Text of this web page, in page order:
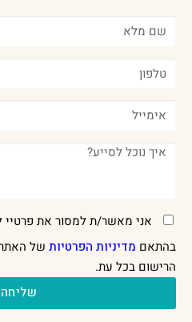
אני מאשר/ת למסור את פרטיי
בהתאם מדיניות הפרטיות של
הרישום בכל עת.
שליחה